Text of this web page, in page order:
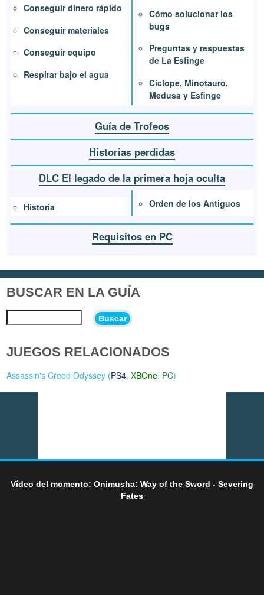
Conseguir dinero rápido
Conseguir materiales
Conseguir equipo
Respirar bajo el agua
Cómo solucionar los
bugs
Preguntas y respuestas
de La Esfinge
Cíclope, Minotauro,
Medusa y Esfinge
Guía de Trofeos
Historias perdidas
DLC El legado de la primera hoja oculta
Historia Orden de los Antiguos
Requisitos en PC
BUSCAR EN LA GUÍA
Buscar
JUEGOS RELACIONADOS
Assassin's Creed Odyssey (PS4,XBOne, PC)
Vídeo del momento: Onimusha: Way of the Sword - Severing
Fates